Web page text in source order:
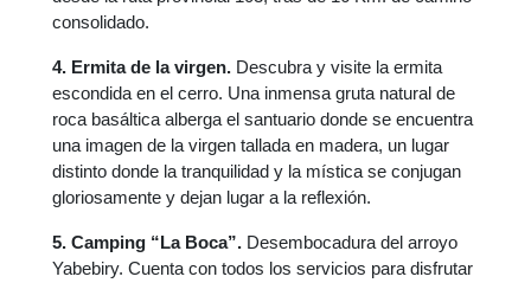
consolidado.
4. Ermita de la virgen. Descubra y visite la ermita
escondida en el cerro. Una inmensa gruta natural de
roca basáltica alberga el santuario donde se encuentra
una imagen de la virgen tallada en madera, un lugar
distinto donde la tranquilidad y la mística se conjugan
gloriosamente y dejan lugar a la reflexión.
5. Camping “La Boca”. Desembocadura del arroyo
Yabebiry. Cuenta con todos los servicios para disfrutar